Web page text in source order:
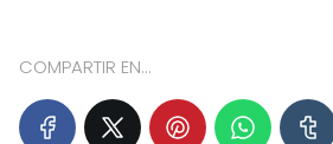
COMPARTIR EN...